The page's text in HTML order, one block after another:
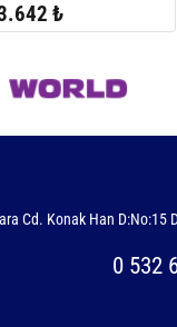
₺
Cd. Konak Han D:No:15
0 532